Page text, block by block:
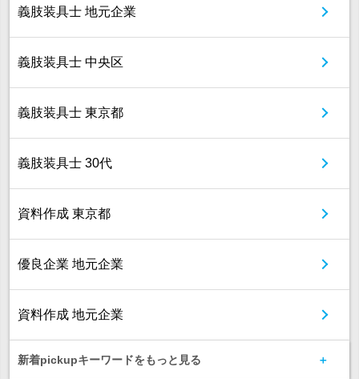
義肢装具士 地元企業
義肢装具士 中央区
義肢装具士 東京都
義肢装具士 30代
資料作成 東京都
優良企業 地元企業
資料作成 地元企業
新着pickupキーワードをもっと見る